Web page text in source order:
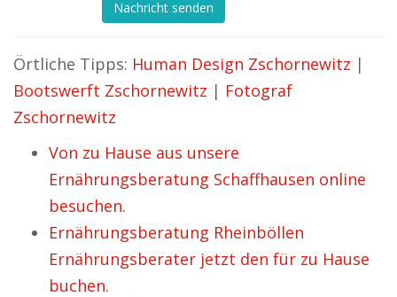
Nachricht senden
Örtliche Tipps: Human Design Zschornewitz |
Bootswerft Zschornewitz | Fotograf
Zschornewitz
Von zu Hause aus unsere
Ernährungsberatung Schaffhausen online
besuchen.
Ernährungsberatung Rheinböllen
Ernährungsberater jetzt den für zu Hause
buchen.